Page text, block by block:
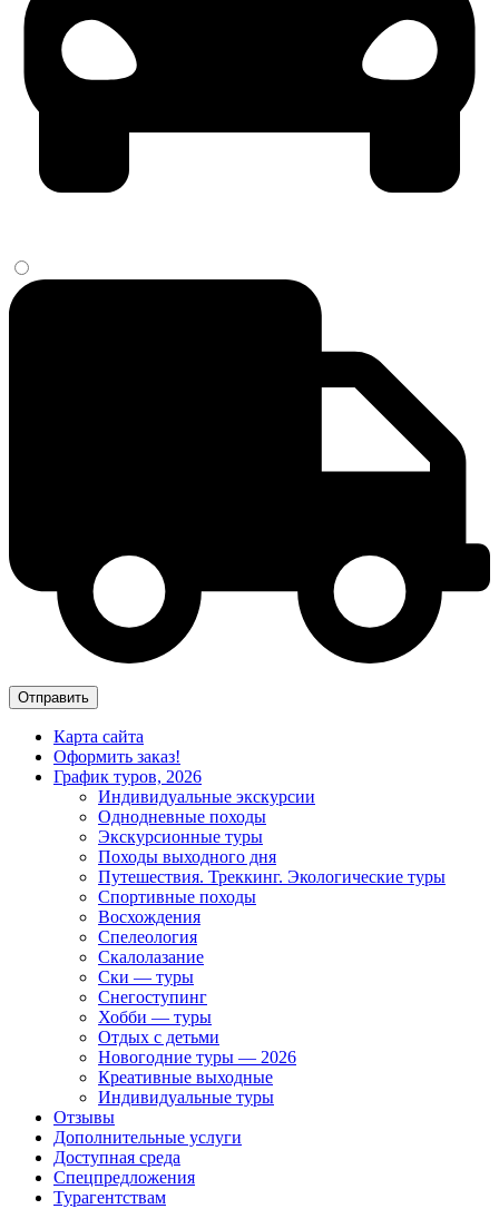
Карта сайта
Оформить заказ!
График туров, 2026
Индивидуальные экскурсии
Однодневные походы
Экскурсионные туры
Походы выходного дня
Путешествия. Треккинг. Экологические туры
Спортивные походы
Восхождения
Спелеология
Скалолазание
Ски — туры
Снегоступинг
Хобби — туры
Отдых с детьми
Новогодние туры — 2026
Креативные выходные
Индивидуальные туры
Отзывы
Дополнительные услуги
Доступная среда
Спецпредложения
Турагентствам